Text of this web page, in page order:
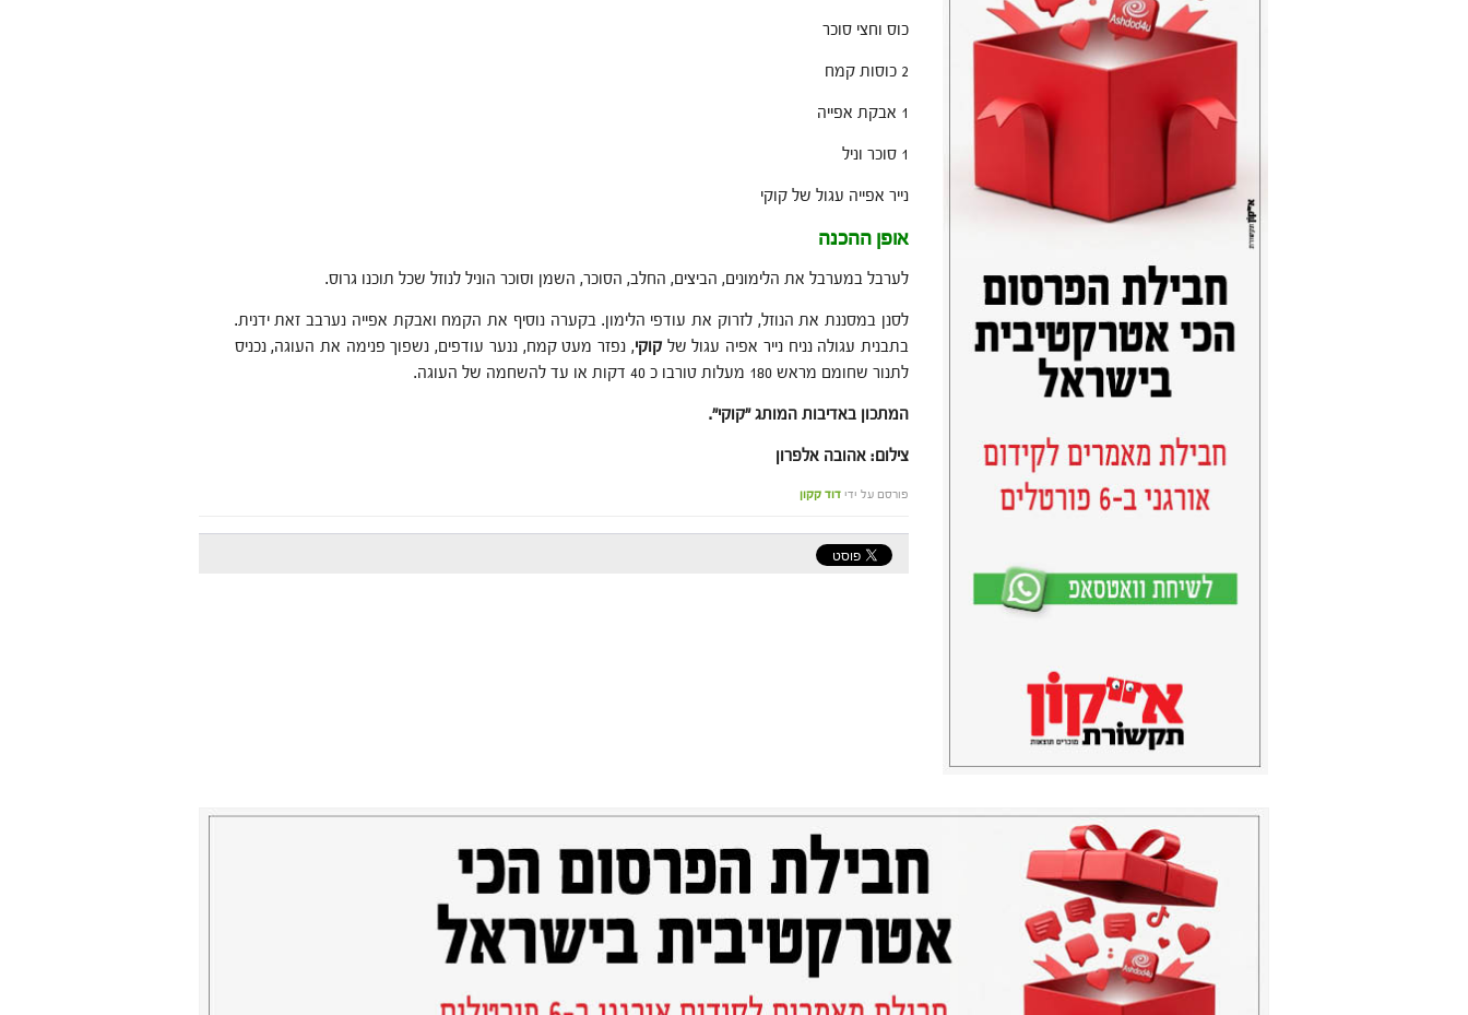
כוס וחצי סוכר
2 כוסות קמח
1 אבקת אפייה
1 סוכר וניל
נייר אפייה עגול של קוקי
אופן ההכנה
לערבל במערבל את הלימונים, הביצים, החלב, הסוכר, השמן וסוכר הוניל לנוזל שכל תוכנו גרוס.
לסנן במסננת את הנוזל, לזרוק את עודפי הלימון. בקערה נוסיף את הקמח ואבקת אפייה נערבב זאת ידנית.
בתבנית עגולה נניח נייר אפיה עגול שלקוקי, נפזר מעט קמח, ננער עודפים, נשפוך פנימה את העוגה, נכניס
לתנור שחומם מראש 180 מעלות טורבו כ 40 דקות או עד להשחמה של העוגה.
המתכון באדיבות המותג "קוקי".
צילום: אהובה אלפרון
פורסם על ידי דוד קקון